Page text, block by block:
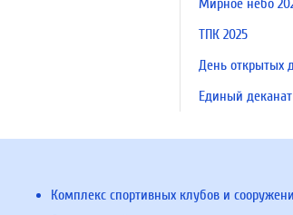
Мирное небо
ТПК 2025
День открытых
Единый деканат
Комплекс спортивных клубов и